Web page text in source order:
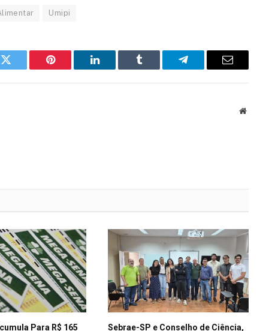
Umipi
Twitter Pinterest LinkedIn Tumblr Telegram Email
Website
Para R$ 165 Sebrae-SP e Conselho de Ciência,